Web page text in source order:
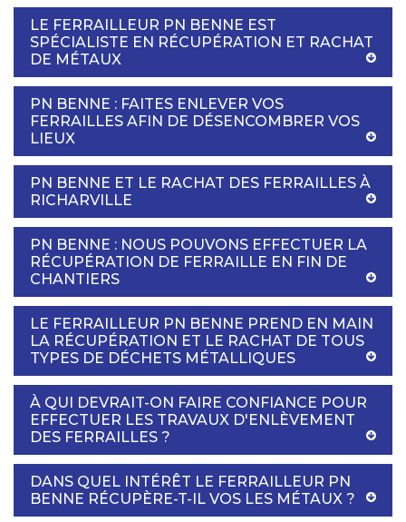
LE FERRAILLEUR PN BENNE EST
SPÉCIALISTE EN RÉCUPÉRATION ET RACHAT
DE MÉTAUX
PN BENNE : FAITES ENLEVER VOS
FERRAILLES AFIN DE DÉSENCOMBRER VOS
LIEUX
PN BENNE ET LE RACHAT DES FERRAILLES À
RICHARVILLE
PN BENNE : NOUS POUVONS EFFECTUER LA
RÉCUPÉRATION DE FERRAILLE EN FIN DE
CHANTIERS
LE FERRAILLEUR PN BENNE PREND EN MAIN
LA RÉCUPÉRATION ET LE RACHAT DE TOUS
TYPES DE DÉCHETS MÉTALLIQUES
À QUI DEVRAIT-ON FAIRE CONFIANCE POUR
EFFECTUER LES TRAVAUX D'ENLÈVEMENT
DES FERRAILLES ?
DANS QUEL INTÉRÊT LE FERRAILLEUR PN
BENNE RÉCUPÈRE-T-IL VOS LES MÉTAUX ?